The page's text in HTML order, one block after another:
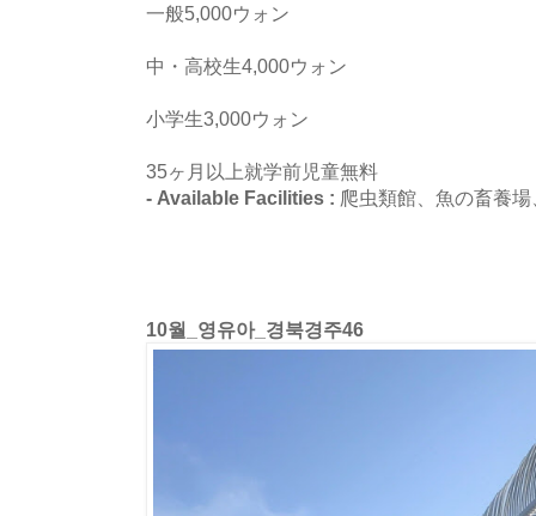
一般5,000ウォン
中・高校生4,000ウォン
小学生3,000ウォン
35ヶ月以上就学前児童無料
- Available Facilities : 爬虫類館、魚の畜養
10월_영유아_경북경주46